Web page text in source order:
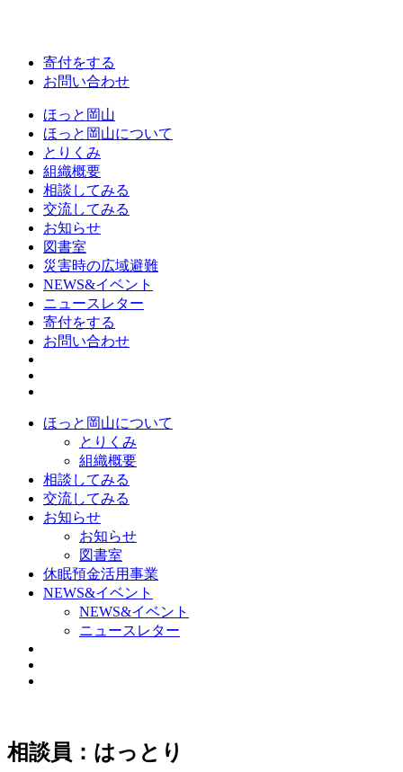
寄付をする
お問い合わせ
ほっと岡山
ほっと岡山について
とりくみ
組織概要
相談してみる
交流してみる
お知らせ
図書室
災害時の広域避難
NEWS&イベント
ニュースレター
寄付をする
お問い合わせ
ほっと岡山について
とりくみ
組織概要
相談してみる
交流してみる
お知らせ
お知らせ
図書室
休眠預金活用事業
NEWS&イベント
NEWS&イベント
ニュースレター
相談員：はっとり